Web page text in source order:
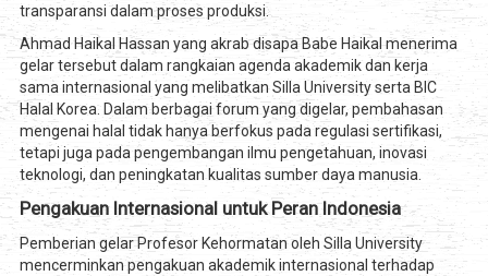
transparansi dalam proses produksi.
Ahmad Haikal Hassan yang akrab disapa Babe Haikal menerima
gelar tersebut dalam rangkaian agenda akademik dan kerja
sama internasional yang melibatkan Silla University serta BIC
Halal Korea. Dalam berbagai forum yang digelar, pembahasan
mengenai halal tidak hanya berfokus pada regulasi sertifikasi,
tetapi juga pada pengembangan ilmu pengetahuan, inovasi
teknologi, dan peningkatan kualitas sumber daya manusia.
Pengakuan Internasional untuk Peran Indonesia
Pemberian gelar Profesor Kehormatan oleh Silla University
mencerminkan pengakuan akademik internasional terhadap